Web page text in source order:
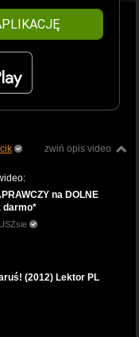
zwiń opis video
na DOLNE
darmo*
(2012) Lektor PL